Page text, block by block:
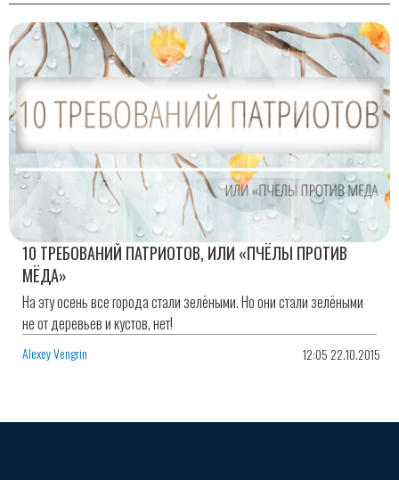
10 ТРЕБОВАНИЙ ПАТРИОТОВ, ИЛИ «ПЧЁЛЫ ПРОТИВ
МЁДА»
На эту осень все города стали зелёными. Но они стали зелёными
не от деревьев и кустов, нет!
Alexey Vengrin 12:05 22.10.2015